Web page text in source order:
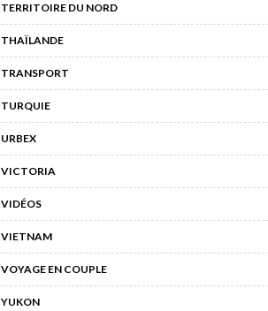
TERRITOIRE DU NORD
THAÏLANDE
TRANSPORT
TURQUIE
URBEX
VICTORIA
VIDÉOS
VIETNAM
VOYAGE EN COUPLE
YUKON